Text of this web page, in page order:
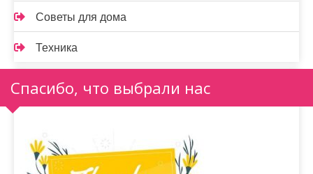
Советы для дома
Техника
Спасибо, что выбрали нас